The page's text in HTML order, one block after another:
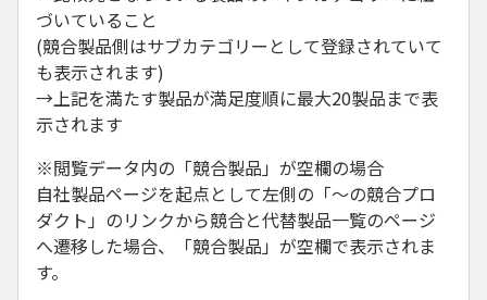
づいていること
(競合製品側はサブカテゴリーとして登録されていて
も表示されます)
→上記を満たす製品が満足度順に最大20製品まで表
示されます
※閲覧データ内の「競合製品」が空欄の場合
自社製品ページを起点として左側の「～の競合プロ
ダクト」のリンクから競合と代替製品一覧のページ
へ遷移した場合、「競合製品」が空欄で表示されま
す。